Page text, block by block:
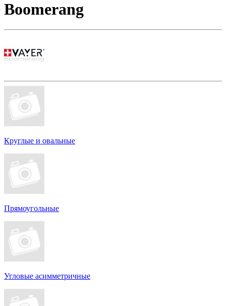
Boomerang
Круглые и овальные
Прямоугольные
Угловые асимметричные